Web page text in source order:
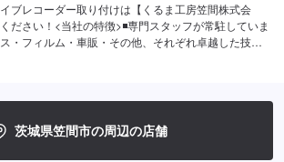
ブレコーダー取り付けは【くるま工房笠間株式会
ださい！<当社の特徴>◾専門スタッフが常駐していま
・フィルム・車販・その他、それぞれ卓越した技術
低価格です。<お客様のご予算やご希望の時間に応じ
お安く済ませたい…★お時間があまり取れない…など
茨城県笠間市の周辺の店舗